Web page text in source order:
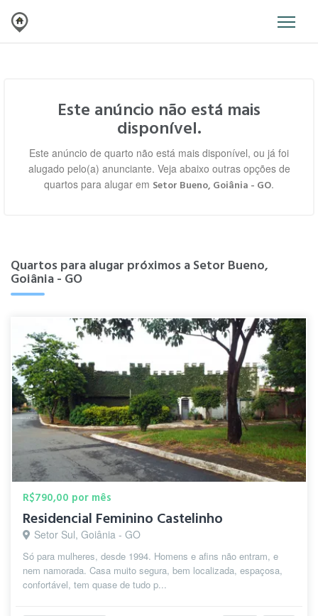
Este anúncio não está mais
disponível.
Este anúncio de quarto não está mais disponível, ou já foi
alugado pelo(a) anunciante. Veja abaixo outras opções de
quartos para alugar em Setor Bueno, Goiânia - GO.
Quartos para alugar próximos a Setor Bueno,
Goiânia - GO
R$790,00 por mês
Residencial Feminino Castelinho
Setor Sul, Goiânia - GO
Só para mulheres, desde 1994. Homens e afins não entram, e
nem namorada. Casa muito segura, bem localizada, espaçosa,
confortável, tem quase de tudo p...